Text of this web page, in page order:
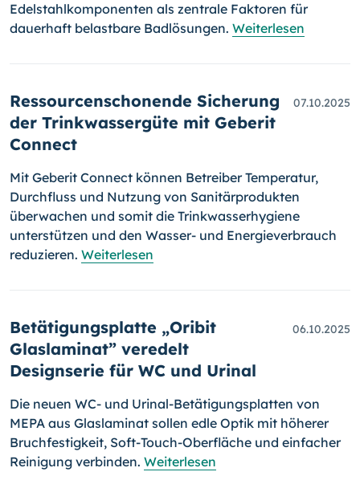
Edelstahlkomponenten als zentrale Faktoren für
dauerhaft belastbare Badlösungen. Weiterlesen
Ressourcenschonende Sicherung
der Trinkwassergüte mit Geberit
Connect
07.10.2025
Mit Geberit Connect können Betreiber Temperatur,
Durchfluss und Nutzung von Sanitärprodukten
überwachen und somit die Trinkwasserhygiene
unterstützen und den Wasser- und Energieverbrauch
reduzieren. Weiterlesen
Betätigungsplatte „Oribit
Glaslaminat” veredelt
Designserie für WC und Urinal
06.10.2025
Die neuen WC- und Urinal-Betätigungsplatten von
MEPA aus Glaslaminat sollen edle Optik mit höherer
Bruchfestigkeit, Soft-Touch-Oberfläche und einfacher
Reinigung verbinden. Weiterlesen